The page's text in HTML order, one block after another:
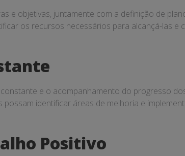
e objetivas, juntamente com a definição de
os recursos necessários para alcançá-las e
e o acompanhamento do progresso
identificar áreas de melhoria e
Positivo